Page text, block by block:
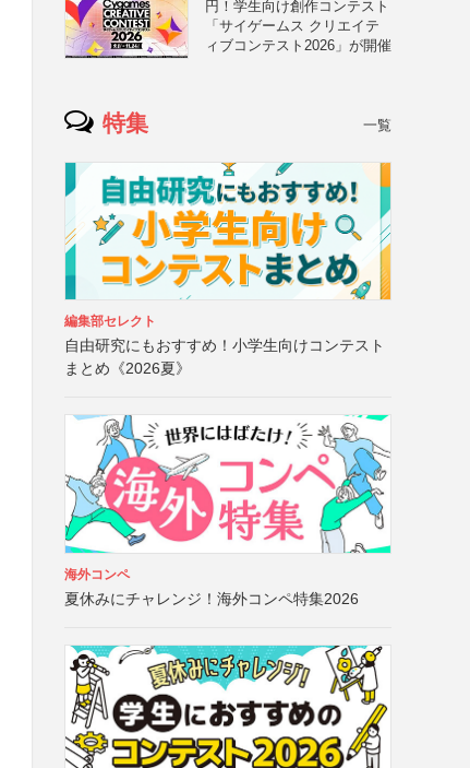
円！学生向け創作コンテスト
「サイゲームス クリエイテ
ィブコンテスト2026」が開催
特集 一覧
編集部セレクト
自由研究にもおすすめ！小学生向けコンテスト
まとめ《2026夏》
海外コンペ
夏休みにチャレンジ！海外コンペ特集2026